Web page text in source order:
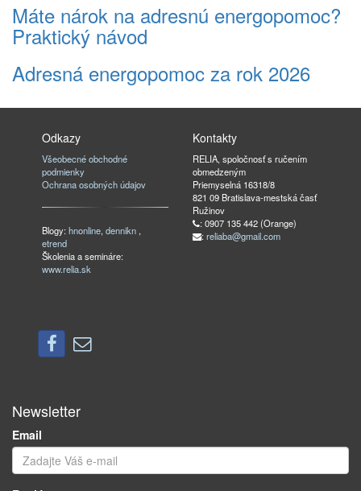
Máte nárok na adresnú energopomoc?
Praktický návod
Adresná energopomoc za rok 2026
Odkazy
Všeobecné obchodné
podmienky
Ochrana osobných údajov
Blogy:hnonline,dennikn ,
etrend
Školenia a semináre:
www.relia.sk
Kontakty
RELIA, spoločnosť s ručením
obmedzeným
Priemyselná 16318/8
821 09 Bratislava-mestská časť
Ružinov
: 0907 135 442 (Orange)
: reliaba@gmail.com
Newsletter
Email